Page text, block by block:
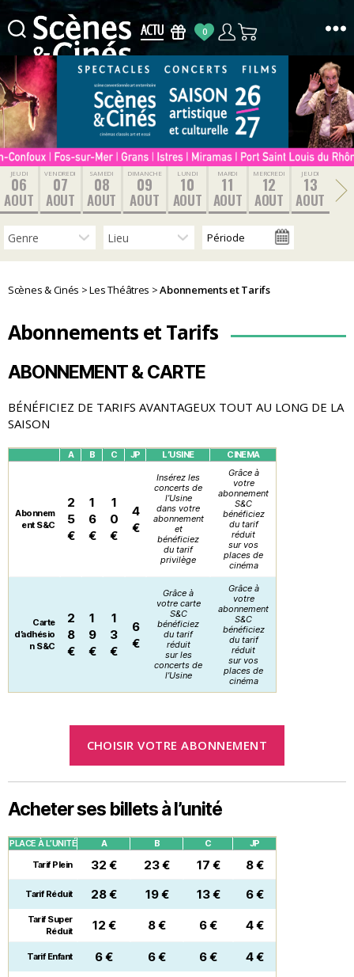
Scènes
&
Cinés
0
JEUDI
06
AOUT
VENDREDI
07
AOUT
SAMEDI
08
AOUT
DIMANCHE
09
AOUT
LUNDI
10
AOUT
MARDI
11
AOUT
MERCREDI
12
AOUT
JEUDI
13
AOUT
Scènes & Cinés >Les Théâtres >Abonnements et Tarifs
Abonnements et Tarifs
ABONNEMENT & CARTE
BÉNÉFICIEZ DE TARIFS AVANTAGEUX TOUT AU LONG DE LA
SAISON
A B C JP L’USINE CINEMA
Abonnem
ent S&C
2
5
€
1
6
€
1
0
€
4
€
Insérez les
concerts de
l’Usine
dans votre
abonnement
et
bénéficiez
du tarif
privilège
Grâce à
votre
abonnement
S&C
bénéficiez
du tarif
réduit
sur vos
places de
cinéma
Carte
d’adhésio
n S&C
2
8
€
1
9
€
1
3
€
6
€
Grâce à
votre carte
S&C
bénéficiez
du tarif
réduit
sur les
concerts de
l’Usine
Grâce à
votre
abonnement
S&C
bénéficiez
du tarif
réduit
sur vos
places de
cinéma
CHOISIR VOTRE ABONNEMENT
Acheter ses billets à l’unité
PLACE À L’UNITÉ A B C
JP
Tarif Plein
32 € 23 € 17 € 8 €
Tarif Réduit 28 € 19 € 13 € 6 €
Tarif Super
Réduit
12 € 8 € 6 € 4 €
Tarif Enfant 6 € 6 € 6 € 4 €